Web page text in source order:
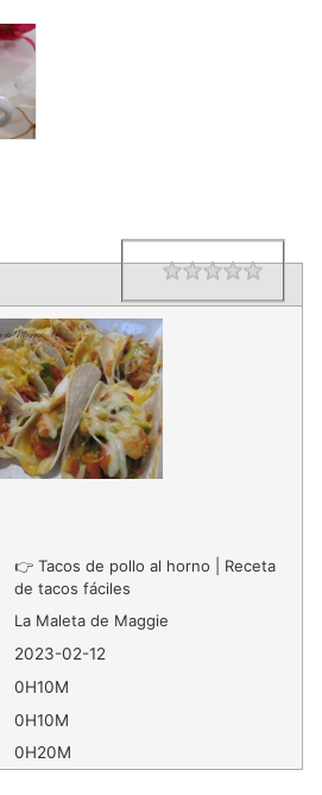
Rating
👉 Tacos de pollo al horno | Receta
de tacos fáciles
La Maleta de Maggie
2023-02-12
0H10M
0H10M
0H20M